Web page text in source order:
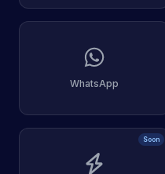
WhatsApp
Soon